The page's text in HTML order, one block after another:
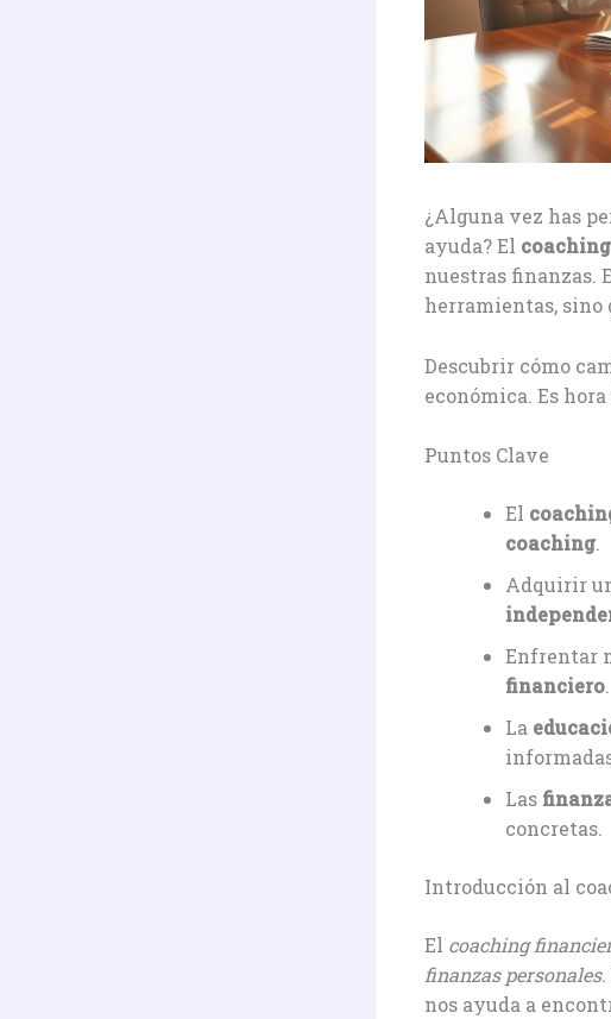
¿Alguna vez has
ayuda? El
nuestras finanzas.
herramientas, sino
Descubrir cómo
económica. Es
Puntos Clave
El
coaching.
Adquirir
Enfrentar
financiero.
La
Las
concretas.
Introducción al
El coaching
finanzas personales
nos ayuda a